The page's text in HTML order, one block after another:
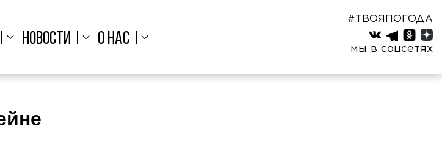
НОВОСТИ О НАС
#ТВОЯПОГОДА
мы в соцсетях